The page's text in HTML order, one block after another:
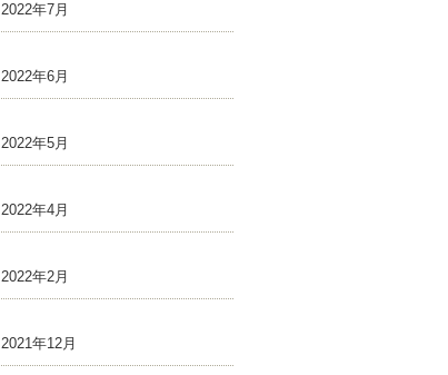
2022年7月
2022年6月
2022年5月
2022年4月
2022年2月
2021年12月